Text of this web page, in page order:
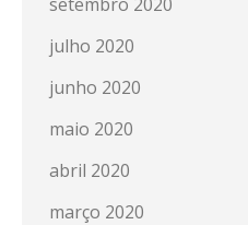
julho 2020
junho 2020
maio 2020
abril 2020
março 2020